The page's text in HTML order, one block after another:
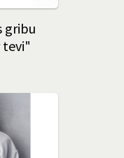
gribu
tevi"